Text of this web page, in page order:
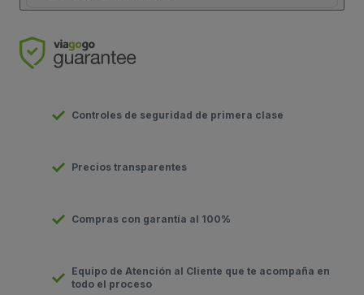
Controles de seguridad de primera clase
Precios transparentes
Compras con garantía al 100%
Equipo de Atención al Cliente que te acompaña en
todo el proceso